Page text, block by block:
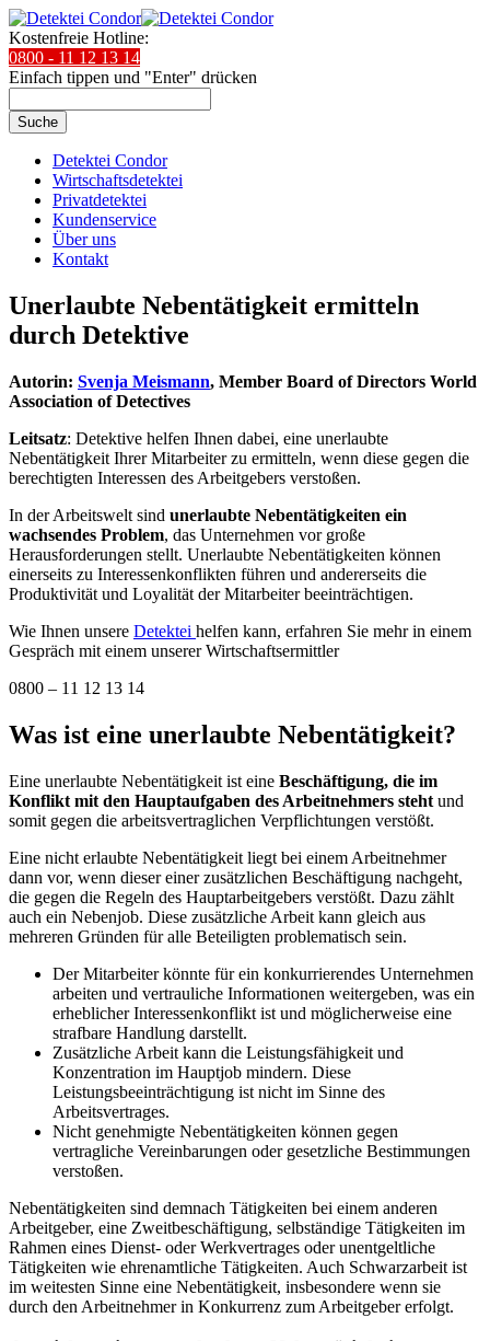
Kostenfreie Hotline:
0800 - 11 12 13 14
Einfach tippen und "Enter" drücken
Suche
Detektei Condor
Wirtschaftsdetektei
Privatdetektei
Kundenservice
Über uns
Kontakt
Unerlaubte Nebentätigkeit ermitteln
durch Detektive
Autorin: Svenja Meismann, Member Board of Directors World
Association of Detectives
Leitsatz: Detektive helfen Ihnen dabei, eine unerlaubte
Nebentätigkeit Ihrer Mitarbeiter zu ermitteln, wenn diese gegen die
berechtigten Interessen des Arbeitgebers verstoßen.
In der Arbeitswelt sind unerlaubte Nebentätigkeiten ein
wachsendes Problem, das Unternehmen vor große
Herausforderungen stellt. Unerlaubte Nebentätigkeiten können
einerseits zu Interessenkonflikten führen und andererseits die
Produktivität und Loyalität der Mitarbeiter beeinträchtigen.
Wie Ihnen unsere Detektei helfen kann, erfahren Sie mehr in einem
Gespräch mit einem unserer Wirtschaftsermittler
0800 – 11 12 13 14
Was ist eine unerlaubte Nebentätigkeit?
Eine unerlaubte Nebentätigkeit ist eine Beschäftigung, die im
Konflikt mit den Hauptaufgaben des Arbeitnehmers steht und
somit gegen die arbeitsvertraglichen Verpflichtungen verstößt.
Eine nicht erlaubte Nebentätigkeit liegt bei einem Arbeitnehmer
dann vor, wenn dieser einer zusätzlichen Beschäftigung nachgeht,
die gegen die Regeln des Hauptarbeitgebers verstößt. Dazu zählt
auch ein Nebenjob. Diese zusätzliche Arbeit kann gleich aus
mehreren Gründen für alle Beteiligten problematisch sein.
Der Mitarbeiter könnte für ein konkurrierendes Unternehmen
arbeiten und vertrauliche Informationen weitergeben, was ein
erheblicher Interessenkonflikt ist und möglicherweise eine
strafbare Handlung darstellt.
Zusätzliche Arbeit kann die Leistungsfähigkeit und
Konzentration im Hauptjob mindern. Diese
Leistungsbeeinträchtigung ist nicht im Sinne des
Arbeitsvertrages.
Nicht genehmigte Nebentätigkeiten können gegen
vertragliche Vereinbarungen oder gesetzliche Bestimmungen
verstoßen.
Nebentätigkeiten sind demnach Tätigkeiten bei einem anderen
Arbeitgeber, eine Zweitbeschäftigung, selbständige Tätigkeiten im
Rahmen eines Dienst- oder Werkvertrages oder unentgeltliche
Tätigkeiten wie ehrenamtliche Tätigkeiten. Auch Schwarzarbeit ist
im weitesten Sinne eine Nebentätigkeit, insbesondere wenn sie
durch den Arbeitnehmer in Konkurrenz zum Arbeitgeber erfolgt.